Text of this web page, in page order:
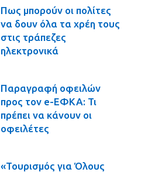
Πως μπορούν οι πολίτες
να δουν όλα τα χρέη τους
στις τράπεζες
ηλεκτρονικά
Παραγραφή οφειλών
προς τον e-ΕΦΚΑ: Τι
πρέπει να κάνουν οι
οφειλέτες
«Τουρισμός για Όλους